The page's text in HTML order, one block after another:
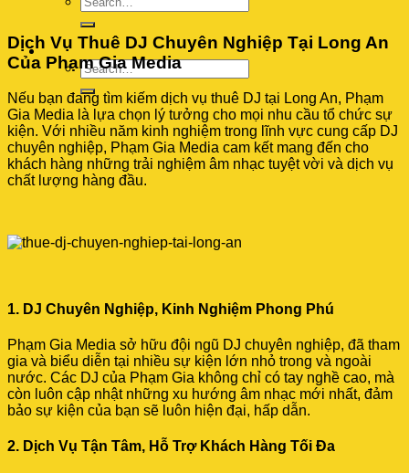
Dịch Vụ Thuê DJ Chuyên Nghiệp Tại Long An
Của Phạm Gia Media
Nếu bạn đang tìm kiếm dịch vụ thuê DJ tại Long An, Phạm
Gia Media là lựa chọn lý tưởng cho mọi nhu cầu tổ chức sự
kiện. Với nhiều năm kinh nghiệm trong lĩnh vực cung cấp DJ
chuyên nghiệp, Phạm Gia Media cam kết mang đến cho
khách hàng những trải nghiệm âm nhạc tuyệt vời và dịch vụ
chất lượng hàng đầu.
1. DJ Chuyên Nghiệp, Kinh Nghiệm Phong Phú
Phạm Gia Media sở hữu đội ngũ DJ chuyên nghiệp, đã tham
gia và biểu diễn tại nhiều sự kiện lớn nhỏ trong và ngoài
nước. Các DJ của Phạm Gia không chỉ có tay nghề cao, mà
còn luôn cập nhật những xu hướng âm nhạc mới nhất, đảm
bảo sự kiện của bạn sẽ luôn hiện đại, hấp dẫn.
2. Dịch Vụ Tận Tâm, Hỗ Trợ Khách Hàng Tối Đa